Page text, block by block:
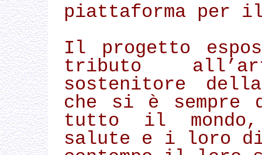
piattaforma per
Il progetto
tributo
sostenitore
che si è sempre
tutto il
salute e i loro